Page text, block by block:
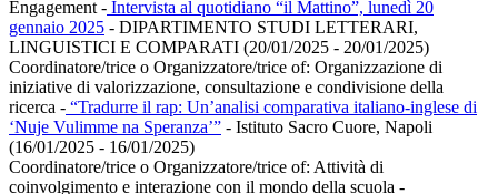
Engagement - Intervista al quotidiano “il Mattino”, lunedì 20
gennaio 2025 - DIPARTIMENTO STUDI LETTERARI,
LINGUISTICI E COMPARATI (20/01/2025 - 20/01/2025)
Coordinatore/trice o Organizzatore/trice of: Organizzazione di
iniziative di valorizzazione, consultazione e condivisione della
ricerca - “Tradurre il rap: Un’analisi comparativa italiano-inglese di
‘Nuje Vulimme na Speranza’” - Istituto Sacro Cuore, Napoli
(16/01/2025 - 16/01/2025)
Coordinatore/trice o Organizzatore/trice of: Attività di
coinvolgimento e interazione con il mondo della scuola -